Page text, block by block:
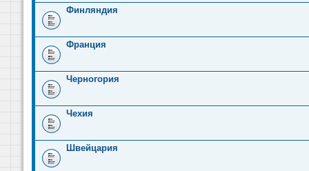
Финляндия
Франция
Черногория
Чехия
Швейцария